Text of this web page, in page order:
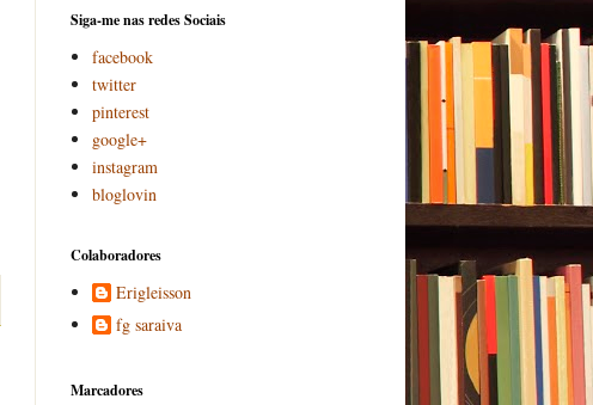
Siga-me nas redes Sociais
facebook
twitter
pinterest
google+
instagram
bloglovin
Colaboradores
Erigleisson
fg saraiva
Marcadores